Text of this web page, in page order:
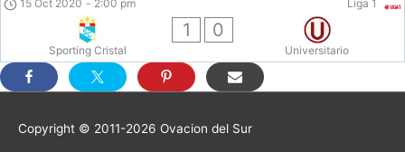
Liga 1
15 Oct 2020 - 2:00 pm
Sporting Cristal
1 0
Universitario
Copyright © 2011-2026 Ovacion del Sur